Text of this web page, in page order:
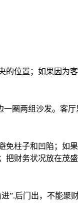
位置；如果因为
圈两组沙发。客
柱子和凹陷；如
财务状况放在茂
”.后门出，不能